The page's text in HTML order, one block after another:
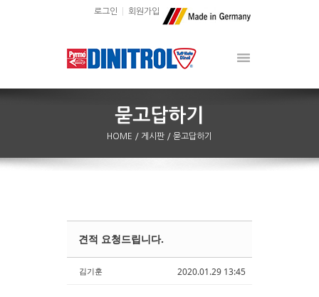
로그인 회원가입
HOME / 게시판 / 묻고답하기
2020.01.29 13:45
견적 요청드립니다.
김기훈
Sketchbook5, 스케치북5
Sketchbook5, 스케치북5